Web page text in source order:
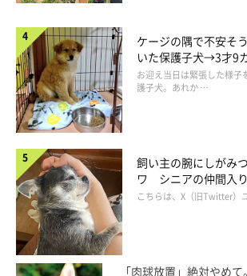
ケージの隅で不安そ
いた保護子犬→3才9
服し頼もしいコに成
お迎え当日は緊張した様子
護子犬。あれか …
飼い主の腕にしがみ
ワ シニアの仲間入
かな暮らしが続いて
こちらは、X（旧Twitter
「肉球放置」絶対やめ